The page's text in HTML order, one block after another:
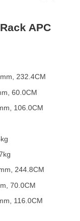
APC
232.4CM
60.0CM
106.0CM
244.8CM
70.0CM
116.0CM